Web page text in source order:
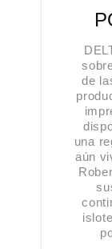
de
una
aún